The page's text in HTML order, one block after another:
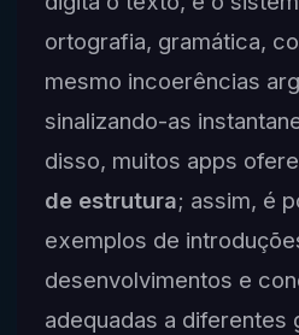
ortografia, gramática,
mesmo incoerências
sinalizando-as
disso, muitos apps
de estrutura; assim, é
exemplos de
desenvolvimentos e
adequadas a diferentes